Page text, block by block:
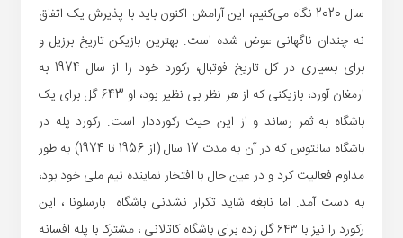
سال 2020 نگاه می‌کنیم، این آرامش اکنون باید با پذیرش یک اتفاق
نه چندان ناگهانی عوض شده است. بهترین بازیکن تاریخ برزیل و
برای بسیاری در کل تاریخ فوتبال، رکورد خود را از سال 1974 به
ارمغان آورد، بازیکنی که از هر نظر بی نظیر بود، او 643 گل برای یک
باشگاه به ثمر رساند و از این حیث رکورددار است. رکورد پله در
باشگاه سانتوس که در آن به مدت 17 سال (از 1956 تا 1974) به طور
مداوم فعالیت کرد و در عین حال با افتخار نماینده تیم ملی خود بود،
به دست آمد. اما نابغه شاید تکرار نشدنی باشگاه بارسلونا ، این
رکورد را نیز با ٦٤٣ گل زده برای باشگاه کاتالانی ، مشترکا با پله افسانه